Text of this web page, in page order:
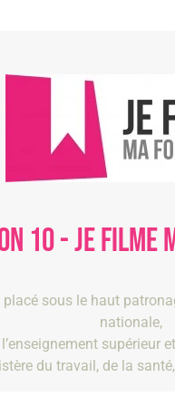
10 - JE FILME
sous le haut
nationale,
supérieur
du travail, de la